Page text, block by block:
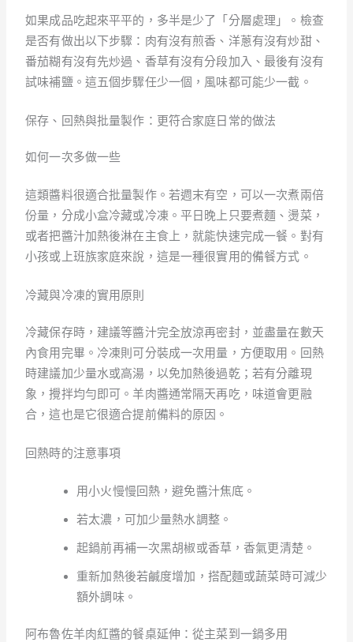
如果成品吃起來平平的，多半是少了「分層處理」。檢查
是否有做出以下步驟：肉有沒有煎香、洋蔥有沒有炒甜、
番茄糊有沒有先炒過、香草有沒有分段加入、最後有沒有
試味補鹽。這五個步驟任少一個，風味都可能少一截。
保存、回熱與批量製作：更符合家庭日常的做法
如何一次多做一些
這類醬料很適合批量製作。若週末有空，可以一次煮兩倍
份量，分成小盒冷藏或冷凍。平日晚上只要煮麵、燙菜，
或者把醬汁加熱後淋在主食上，就能快速完成一餐。對有
小孩或上班族家庭來說，這是一種很實用的備餐方式。
冷藏與冷凍的實用原則
冷藏保存時，建議等醬汁完全放涼再密封，並盡量在數天
內食用完畢。冷凍則可分裝成一次用量，方便取用。回熱
時建議加少量水或高湯，以免加熱後過乾；若有分離現
象，攪拌均勻即可。羊肉醬通常隔天再吃，味道會更融
合，這也是它很適合提前備料的原因。
回熱時的注意事項
用小火慢慢回熱，避免醬汁焦底。
若太濃，可加少量熱水調整。
起鍋前再補一次黑胡椒或香草，香氣更清楚。
重新加熱後若鹹度增加，搭配麵或蔬菜時可減少
額外調味。
阿布魯佐羊肉紅醬的餐桌延伸：從主菜到一鍋多用